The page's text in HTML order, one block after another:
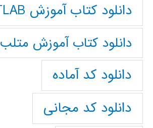
دانلود کتاب آموزش MATLAB
دانلود کتاب آموزش متلب
دانلود کد آماده
دانلود کد مجانی